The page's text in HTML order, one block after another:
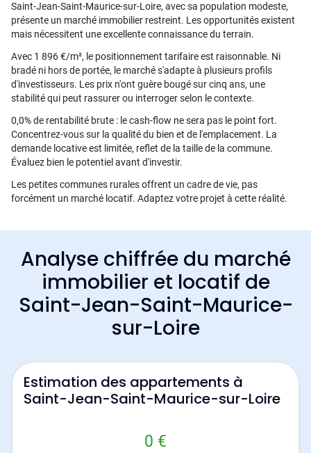
Saint-Jean-Saint-Maurice-sur-Loire, avec sa population modeste,
présente un marché immobilier restreint. Les opportunités existent
mais nécessitent une excellente connaissance du terrain.
Avec 1 896 €/m², le positionnement tarifaire est raisonnable. Ni
bradé ni hors de portée, le marché s'adapte à plusieurs profils
d'investisseurs. Les prix n'ont guère bougé sur cinq ans, une
stabilité qui peut rassurer ou interroger selon le contexte.
0,0% de rentabilité brute : le cash-flow ne sera pas le point fort.
Concentrez-vous sur la qualité du bien et de l'emplacement. La
demande locative est limitée, reflet de la taille de la commune.
Évaluez bien le potentiel avant d'investir.
Les petites communes rurales offrent un cadre de vie, pas
forcément un marché locatif. Adaptez votre projet à cette réalité.
Analyse chiffrée du marché
immobilier et locatif de
Saint-Jean-Saint-Maurice-
sur-Loire
Estimation des appartements à
Saint-Jean-Saint-Maurice-sur-Loire
0 €